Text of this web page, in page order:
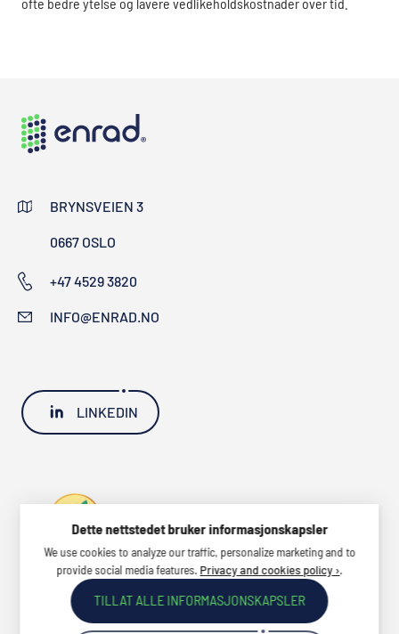
BRYNSVEIEN 3
0667 OSLO
+47 4529 3820
INFO@ENRAD.NO
LINKEDIN
Dette nettstedet bruker informasjonskapsler
We use cookies to analyze our traffic, personalize marketing and to
provide social media features. Privacy and cookies policy ›.
TILLAT ALLE INFORMASJONSKAPSLER